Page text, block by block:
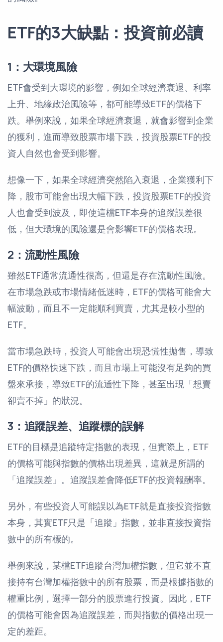
ETF的3大缺點：投資前必讀
1：大環境風險
ETF會受到大環境的影響，例如全球經濟衰退、利率
上升、地緣政治風險等，都可能導致ETF的價格下
跌。舉例來說，如果全球經濟衰退，就會影響到企業
的獲利，進而導致股票市場下跌，投資股票ETF的投
資人自然也會受到影響。
想像一下，如果全球經濟突然陷入衰退，企業獲利下
降，股市可能會出現大幅下跌，投資股票ETF的投資
人也會受到波及，即使這檔ETF本身的追蹤誤差很
低，但大環境的風險還是會影響ETF的價格表現。
2：流動性風險
雖然ETF通常流通性很高，但還是存在流動性風險。
在市場急跌或市場情緒低迷時，ETF的價格可能會大
幅波動，而且不一定能順利買賣，尤其是較小型的
ETF。
當市場急跌時，投資人可能會出現恐慌性拋售，導致
ETF的價格快速下跌，而且市場上可能沒有足夠的買
盤來承接，導致ETF的流通性下降，甚至出現「想賣
卻賣不掉」的狀況。
3：追蹤誤差、追蹤標的誤解
ETF的目標是追蹤特定指數的表現，但實際上，ETF
的價格可能與指數的價格出現差異，這就是所謂的
「追蹤誤差」。追蹤誤差會降低ETF的投資報酬率。
另外，有些投資人可能誤以為ETF就是直接投資指數
本身，其實ETF只是「追蹤」指數，並非直接投資指
數中的所有標的。
舉例來說，某檔ETF追蹤台灣加權指數，但它並不直
接持有台灣加權指數中的所有股票，而是根據指數的
權重比例，選擇一部分的股票進行投資。因此，ETF
的價格可能會因為追蹤誤差，而與指數的價格出現一
定的差距。